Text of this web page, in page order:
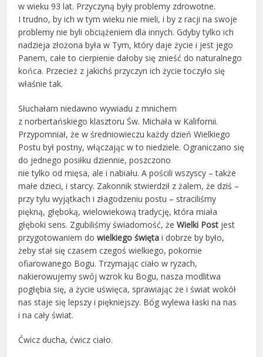
w wieku 93 lat. Przyczyną były problemy zdrowotne.
I trudno, by ich w tym wieku nie mieli, i by z racji na swoje
problemy nie byli obciążeniem dla innych. Gdyby tylko ich
nadzieja złożona była w Tym, który daje życie i jest jego
Panem, całe to cierpienie dałoby się znieść do naturalnego
końca. Przecież z jakichś przyczyn ich życie toczyło się
właśnie tak.
Słuchałam niedawno wywiadu z mnichem
z norbertańskiego klasztoru Św. Michała w Kalifornii.
Przypomniał, że w średniowieczu każdy dzień Wielkiego
Postu był postny, włączając w to niedziele. Ograniczano się
do jednego posiłku dziennie, poszczono
nie tylko od mięsa, ale i nabiału. A pościli wszyscy – także
małe dzieci, i starcy. Zakonnik stwierdził z żalem, że dziś –
przy tylu wyjątkach i złagodzeniu postu – straciliśmy
piękną, głęboką, wielowiekową tradycję, która miała
głęboki sens. Zgubiliśmy świadomość, żeWielki Post jest
przygotowaniem dowielkiego święta i dobrze by było,
żeby stał się czasem czegoś wielkiego, pokornie
ofiarowanego Bogu. Trzymając ciało w ryzach,
nakierowujemy swój wzrok ku Bogu, nasza modlitwa
pogłębia się, a życie uświęca, sprawiając że i świat wokół
nas staje się lepszy i piękniejszy. Bóg wylewa łaski na nas
i na cały świat.
Ćwicz ducha, ćwicz ciało.